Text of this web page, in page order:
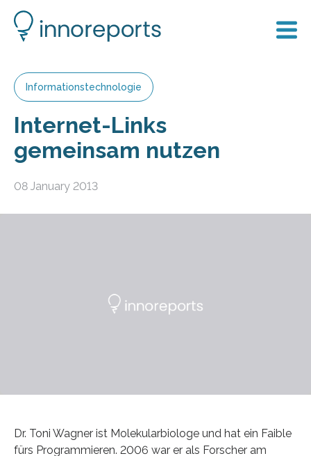
Informationstechnologie
Internet-Links
gemeinsam nutzen
08 January 2013
Dr. Toni Wagner ist Molekularbiologe und hat ein Faible
fürs Programmieren. 2006 war er als Forscher am